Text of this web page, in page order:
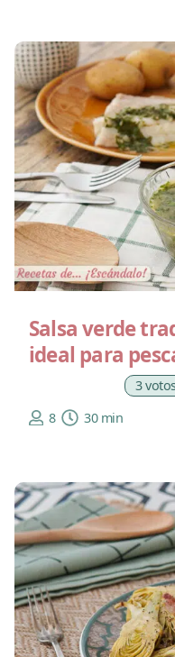
Salsa verde
ideal para
3
8
30 min